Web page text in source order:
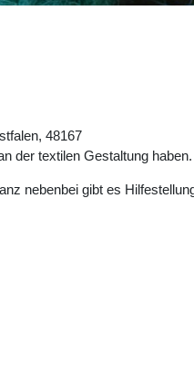
48167
der textilen Gestaltung haben.
nebenbei gibt es